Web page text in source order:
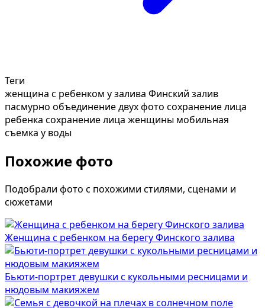
Теги
женщина с ребенком у залива Финский залив
пасмурно объединение двух фото сохранение лица
ребенка сохранение лица женщины мобильная
съемка у воды
Похожие фото
Подобрали фото с похожими стилями, сценами и
сюжетами
Женщина с ребенком на берегу Финского залива
Бьюти-портрет девушки с кукольными ресницами и
нюдовым макияжем